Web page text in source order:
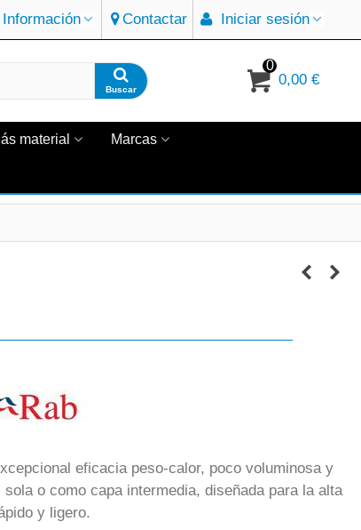
Información Contactar Iniciar sesión
Buscar
0
0,00 €
material Marcas
eficacia peso-calor, poco voluminosa y
o como capa intermedia, diseñada para la alta
y ligero.